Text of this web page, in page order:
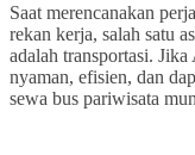
Saat merencanakan
rekan kerja, salah satu
adalah transportasi.
nyaman, efisien, dan
sewa bus pariwisata